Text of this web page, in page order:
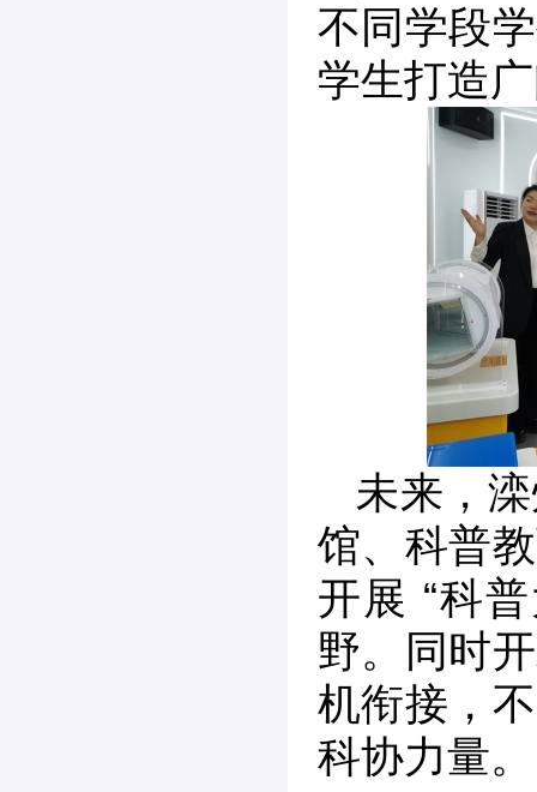
不同学段
学生打造
未来，
馆、科普
开展 “科
野。同时
机衔接，
科协力量。